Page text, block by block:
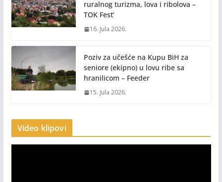
ruralnog turizma, lova i ribolova –
TOK Fest’
16. Jula 2026.
Poziv za učešće na Kupu BiH za
seniore (ekipno) u lovu ribe sa
hranilicom – Feeder
15. Jula 2026.
Video klipovi